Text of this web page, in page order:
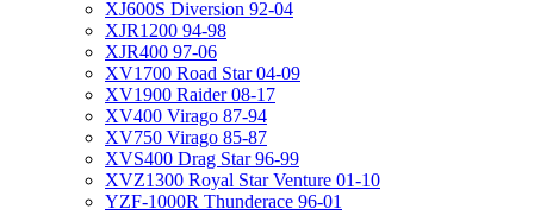
XJ600S Diversion 92-04
XJR1200 94-98
XJR400 97-06
XV1700 Road Star 04-09
XV1900 Raider 08-17
XV400 Virago 87-94
XV750 Virago 85-87
XVS400 Drag Star 96-99
XVZ1300 Royal Star Venture 01-10
YZF-1000R Thunderace 96-01